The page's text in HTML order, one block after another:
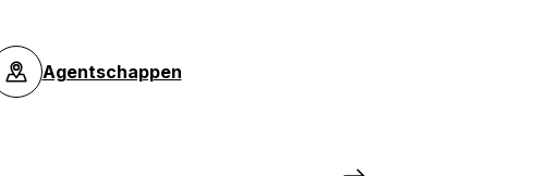
Agentschappen